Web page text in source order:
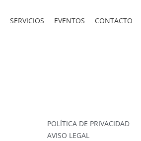
SERVICIOS EVENTOS CONTACTO
POLÍTICA DE PRIVACIDAD
AVISO LEGAL